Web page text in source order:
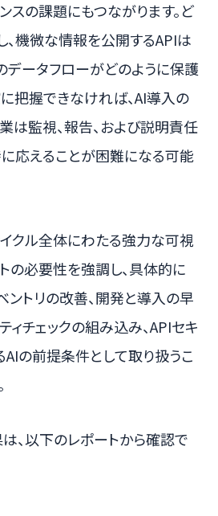
スの課題にもつながります。ど
、機微な情報を公開するAPIは
データフローがどのように保護
把握できなければ、AI導入の
は監視、報告、および説明責任
応えることが困難になる可能
クル全体にわたる強力な可視
の必要性を強調し、具体的に
ントリの改善、開発と導入の早
ィチェックの組み込み、APIセキ
AIの前提条件として取り扱うこ
、以下のレポートから確認で